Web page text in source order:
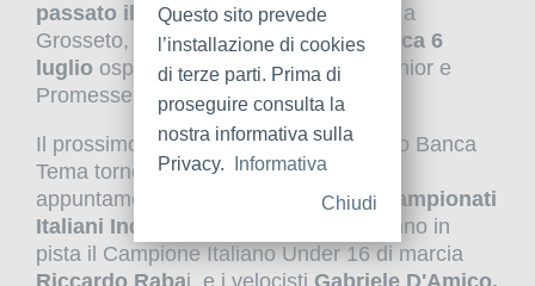
passato il testimone virtuale
proprio a
Grosseto, cheda venerdì 4 a domenica 6
luglio ospiterà i Campionati Italiani Junior e
Promesse, ma questa volta all'aperto.
Il prossimo weekend l'Atletica Grosseto Banca
Tema tornerà ad Ancona per un altro
appuntamento clou della stagione: i
Campionati
Italiani Indoor Allievi
dove scenderanno in
pista il Campione Italiano Under 16 di marcia
Questo sito prevede
l’installazione di cookies
di terze parti. Prima di
proseguire consulta la
nostra informativa sulla
Privacy.
Informativa
Chiudi